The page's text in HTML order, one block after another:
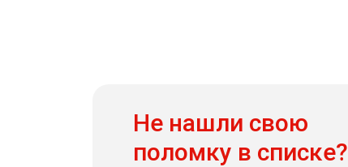
Не нашли свою
поломку в списке?